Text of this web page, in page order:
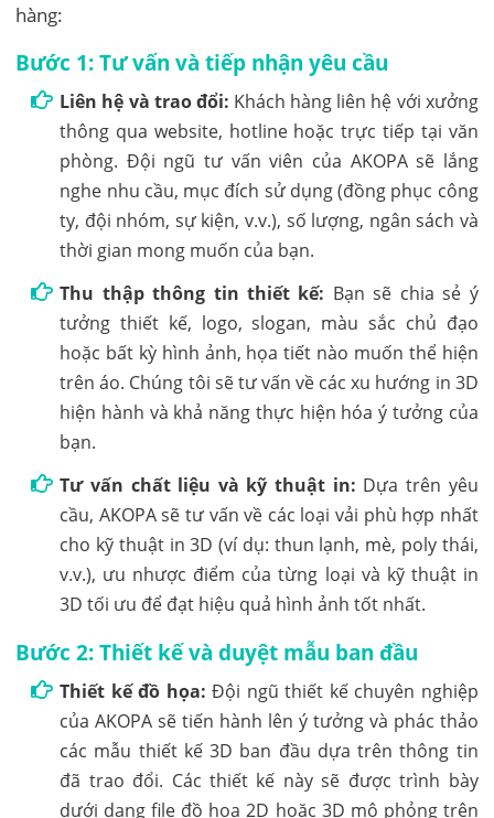
hàng:
Bước 1: Tư vấn và tiếp nhận yêu cầu
Liên hệ và trao đổi: Khách hàng liên hệ với xưởng
thông qua website, hotline hoặc trực tiếp tại văn
phòng. Đội ngũ tư vấn viên của AKOPA sẽ lắng
nghe nhu cầu, mục đích sử dụng (đồng phục công
ty, đội nhóm, sự kiện, v.v.), số lượng, ngân sách và
thời gian mong muốn của bạn.
Thu thập thông tin thiết kế: Bạn sẽ chia sẻ ý
tưởng thiết kế, logo, slogan, màu sắc chủ đạo
hoặc bất kỳ hình ảnh, họa tiết nào muốn thể hiện
trên áo. Chúng tôi sẽ tư vấn về các xu hướng in 3D
hiện hành và khả năng thực hiện hóa ý tưởng của
bạn.
Tư vấn chất liệu và kỹ thuật in: Dựa trên yêu
cầu, AKOPA sẽ tư vấn về các loại vải phù hợp nhất
cho kỹ thuật in 3D (ví dụ: thun lạnh, mè, poly thái,
v.v.), ưu nhược điểm của từng loại và kỹ thuật in
3D tối ưu để đạt hiệu quả hình ảnh tốt nhất.
Bước 2: Thiết kế và duyệt mẫu ban đầu
Thiết kế đồ họa: Đội ngũ thiết kế chuyên nghiệp
của AKOPA sẽ tiến hành lên ý tưởng và phác thảo
các mẫu thiết kế 3D ban đầu dựa trên thông tin
đã trao đổi. Các thiết kế này sẽ được trình bày
dưới dạng file đồ họa 2D hoặc 3D mô phỏng trên